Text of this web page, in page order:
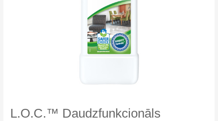
L.O.C.™ Daudzfunkcionāls